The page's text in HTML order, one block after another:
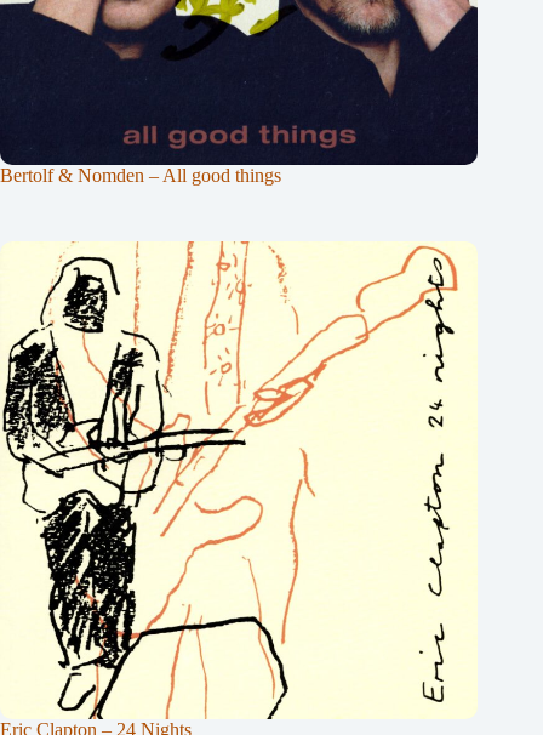
Bertolf & Nomden – All good things
Eric Clapton – 24 Nights